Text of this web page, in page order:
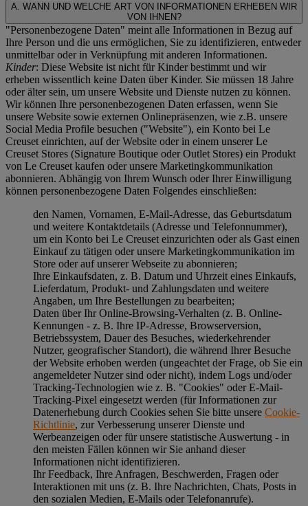
A. WANN UND WELCHE ART VON INFORMATIONEN ERHEBEN WIR
VON IHNEN?
"Personenbezogene Daten" meint alle Informationen in Bezug auf
Ihre Person und die uns ermöglichen, Sie zu identifizieren, entweder
unmittelbar oder in Verknüpfung mit anderen Informationen.
Kinder: Diese Website ist nicht für Kinder bestimmt und wir
erheben wissentlich keine Daten über Kinder. Sie müssen 18 Jahre
oder älter sein, um unsere Website und Dienste nutzen zu können.
Wir können Ihre personenbezogenen Daten erfassen, wenn Sie
unsere Website sowie externen Onlinepräsenzen, wie z.B. unsere
Social Media Profile besuchen ("Website"), ein Konto bei Le
Creuset einrichten, auf der Website oder in einem unserer Le
Creuset Stores (Signature Boutique oder Outlet Stores) ein Produkt
von Le Creuset kaufen oder unsere Marketingkommunikation
abonnieren. Abhängig von Ihrem Wunsch oder Ihrer Einwilligung
können personenbezogene Daten Folgendes einschließen:
den Namen, Vornamen, E-Mail-Adresse, das Geburtsdatum
und weitere Kontaktdetails (Adresse und Telefonnummer),
um ein Konto bei Le Creuset einzurichten oder als Gast einen
Einkauf zu tätigen oder unsere Marketingkommunikation im
Store oder auf unserer Webseite zu abonnieren;
Ihre Einkaufsdaten, z. B. Datum und Uhrzeit eines Einkaufs,
Lieferdatum, Produkt- und Zahlungsdaten und weitere
Angaben, um Ihre Bestellungen zu bearbeiten;
Daten über Ihr Online-Browsing-Verhalten (z. B. Online-
Kennungen - z. B. Ihre IP-Adresse, Browserversion,
Betriebssystem, Dauer des Besuches, wiederkehrender
Nutzer, geografischer Standort), die während Ihrer Besuche
der Website erhoben werden (ungeachtet der Frage, ob Sie ein
angemeldeter Nutzer sind oder nicht), indem Logs und/oder
Tracking-Technologien wie z. B. "Cookies" oder E-Mail-
Tracking-Pixel eingesetzt werden (für Informationen zur
Datenerhebung durch Cookies sehen Sie bitte unsere Cookie-
Richtlinie, zur Verbesserung unserer Dienste und
Werbeanzeigen oder für unsere statistische Auswertung - in
den meisten Fällen können wir Sie anhand dieser
Informationen nicht identifizieren.
Ihr Feedback, Ihre Anfragen, Beschwerden, Fragen oder
Interaktionen mit uns (z. B. Ihre Nachrichten, Chats, Posts in
den sozialen Medien, E-Mails oder Telefonanrufe).